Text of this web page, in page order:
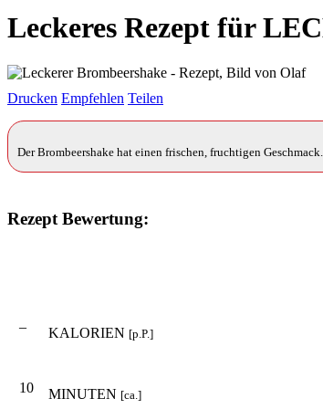
Leckeres Rezept für
Drucken Empfehlen Teilen
Der Brombeershake hat einen frischen, fruchtigen
Rezept Bewertung:
– KALORIEN [p.P.]
10 MINUTEN [ca.]